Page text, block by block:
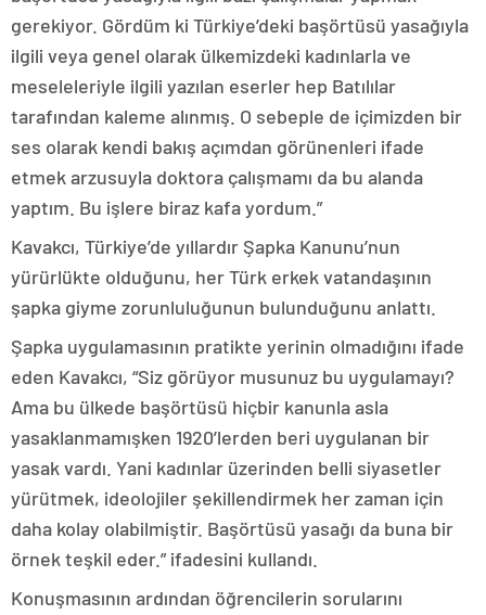
gerekiyor. Gördüm ki Türkiye’deki başörtüsü yasağıyla
ilgili veya genel olarak ülkemizdeki kadınlarla ve
meseleleriyle ilgili yazılan eserler hep Batılılar
tarafından kaleme alınmış. O sebeple de içimizden bir
ses olarak kendi bakış açımdan görünenleri ifade
etmek arzusuyla doktora çalışmamı da bu alanda
yaptım. Bu işlere biraz kafa yordum.”
Kavakcı, Türkiye’de yıllardır Şapka Kanunu’nun
yürürlükte olduğunu, her Türk erkek vatandaşının
şapka giyme zorunluluğunun bulunduğunu anlattı.
Şapka uygulamasının pratikte yerinin olmadığını ifade
eden Kavakcı, “Siz görüyor musunuz bu uygulamayı?
Ama bu ülkede başörtüsü hiçbir kanunla asla
yasaklanmamışken 1920’lerden beri uygulanan bir
yasak vardı. Yani kadınlar üzerinden belli siyasetler
yürütmek, ideolojiler şekillendirmek her zaman için
daha kolay olabilmiştir. Başörtüsü yasağı da buna bir
örnek teşkil eder.” ifadesini kullandı.
Konuşmasının ardından öğrencilerin sorularını